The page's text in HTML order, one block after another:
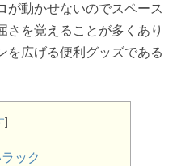
が動かせないのでスペース
さを覚えることが多くあり
を広げる便利グッズである
]
ック